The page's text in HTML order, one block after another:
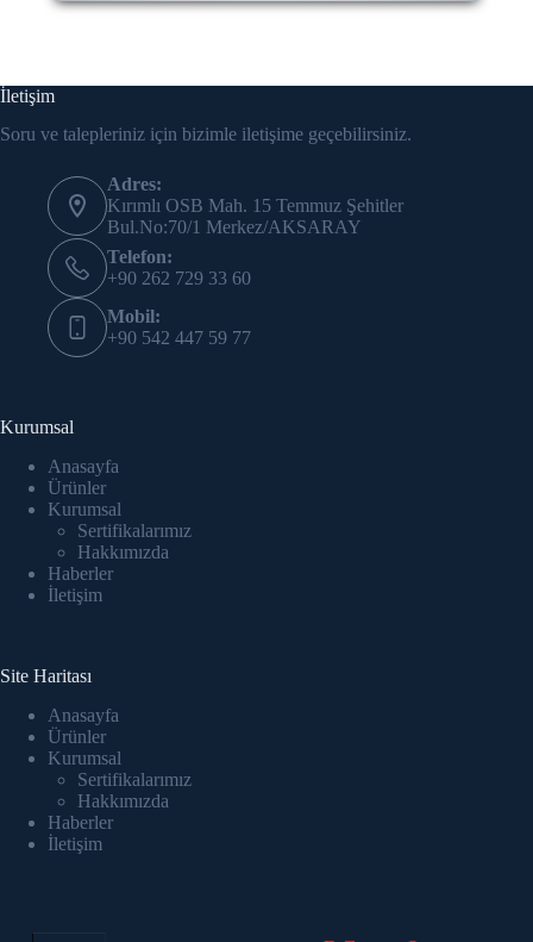
İletişim
Soru ve talepleriniz için bizimle iletişime geçebilirsiniz.
Adres:
Kırımlı OSB Mah. 15 Temmuz Şehitler
Bul.No:70/1 Merkez/AKSARAY
Telefon:
+90 262 729 33 60
Mobil:
+90 542 447 59 77
Kurumsal
Anasayfa
Ürünler
Kurumsal
Sertifikalarımız
Hakkımızda
Haberler
İletişim
Site Haritası
Anasayfa
Ürünler
Kurumsal
Sertifikalarımız
Hakkımızda
Haberler
İletişim